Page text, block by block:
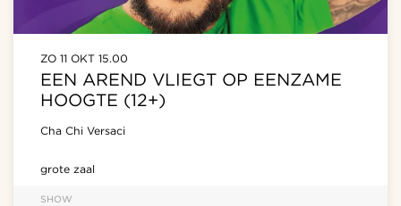
EEN AREND VLIEGT OP EENZAME
HOOGTE (12+)
Cha Chi Versaci
ZO 11 OKT 15.00
grote zaal
SHOW